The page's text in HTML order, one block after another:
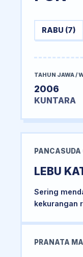
RABU (7)
TAHUN JAWA /
2006
KUNTARA
LEBU
Sering
kekurangan
PRANATA